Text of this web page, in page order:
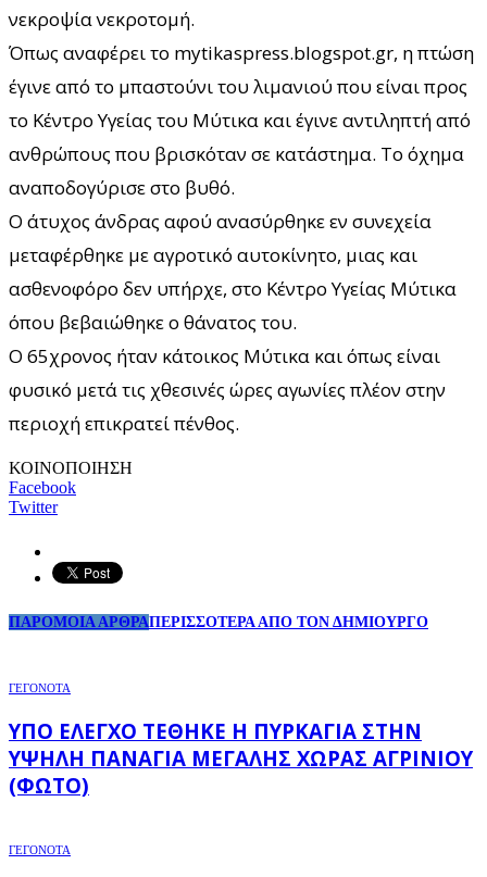
νεκροψία νεκροτομή.
Όπως αναφέρει το mytikaspress.blogspot.gr, η πτώση
έγινε από το μπαστούνι του λιμανιού που είναι προς
το Κέντρο Υγείας του Μύτικα και έγινε αντιληπτή από
ανθρώπους που βρισκόταν σε κατάστημα. Το όχημα
αναποδογύρισε στο βυθό.
Ο άτυχος άνδρας αφού ανασύρθηκε εν συνεχεία
μεταφέρθηκε με αγροτικό αυτοκίνητο, μιας και
ασθενοφόρο δεν υπήρχε, στο Κέντρο Υγείας Μύτικα
όπου βεβαιώθηκε ο θάνατος του.
Ο 65χρονος ήταν κάτοικος Μύτικα και όπως είναι
φυσικό μετά τις χθεσινές ώρες αγωνίες πλέον στην
περιοχή επικρατεί πένθος.
ΚΟΙΝΟΠΟΙΗΣΗ
Facebook
Twitter
ΠΑΡΟΜΟΙΑ ΑΡΘΡΑΠΕΡΙΣΣΟΤΕΡΑ ΑΠΟ ΤΟΝ ΔΗΜΙΟΥΡΓΟ
ΓΕΓΟΝΟΤΑ
ΥΠΌ ΈΛΕΓΧΟ ΤΈΘΗΚΕ Η ΠΥΡΚΑΓΙΆ ΣΤΗΝ
ΥΨΗΛΉ ΠΑΝΑΓΙΆ ΜΕΓΆΛΗΣ ΧΏΡΑΣ ΑΓΡΙΝΊΟΥ
(ΦΩΤΌ)
ΓΕΓΟΝΟΤΑ